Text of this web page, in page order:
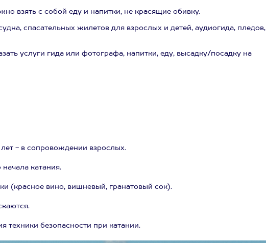
взять с собой еду и напитки, не красящие обивку.
спасательных жилетов для взрослых и детей, аудиогида, пледов,
услуги гида или фотографа, напитки, еду, высадку/посадку на
- в сопровождении взрослых.
катания.
(красное вино, вишневый, гранатовый сок).
безопасности при катании.